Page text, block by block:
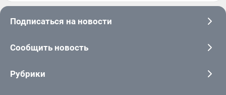
Подписаться на новости
Сообщить новость
Рубрики